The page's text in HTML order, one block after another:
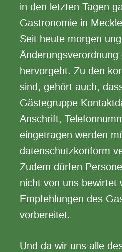
in den letzten Tagen
Gastronomie in
Seit heute morgen
hervorgeht. Zu den
sind, gehört auch,
Gästegruppe
Anschrift,
eingetragen werden
datenschutzkonform
Zudem dürfen
nicht von uns bewirtet
Empfehlungen des
vorbereitet.
Und da wir uns alle